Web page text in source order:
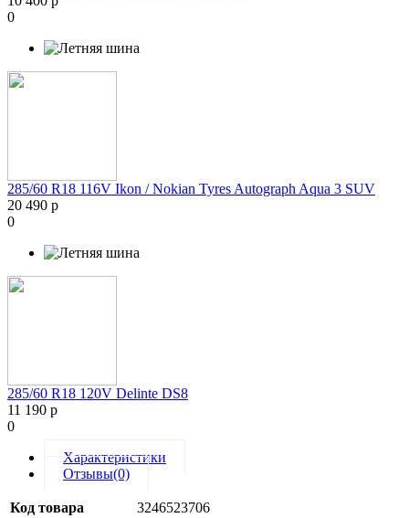
0
285/60 R18 116V Ikon / Nokian Tyres Autograph Aqua 3 SUV
20 490 р
0
285/60 R18 120V Delinte DS8
11 190 р
0
Характеристики
Отзывы(0)
Код товара
3246523706